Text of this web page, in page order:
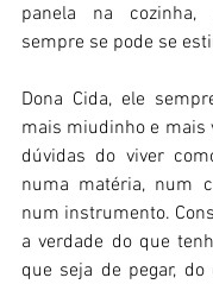
panela na
sempre se pode se
Dona Cida, ele
mais miudinho e mais
dúvidas do viver
numa matéria, num
num instrumento.
a verdade do que
que seja de pegar,